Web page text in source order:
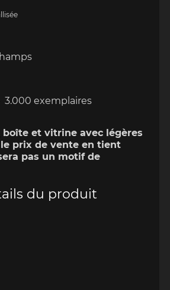
exemplaires
boîte et vitrine avec légères
prix de vente en tient
pas un motif de
du produit